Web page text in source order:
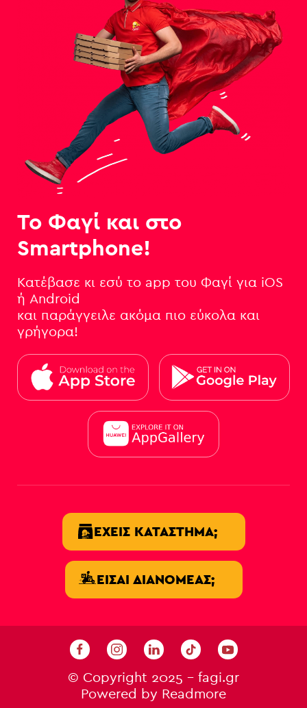
Το Φαγί και στο
Smartphone!
Κατέβασε κι εσύ το app του Φαγί για iOS
ή Android
και παράγγειλε ακόμα πιο εύκολα και
γρήγορα!
ΈΧΕΙΣ ΚΑΤΆΣΤΗΜΑ;
ΕΊΣΑΙ ΔΙΑΝΟΜΈΑΣ;
© Copyright 2025 - fagi.gr
Powered by Readmore